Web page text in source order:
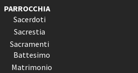
PARROCCHIA
Sacerdoti
Sacrestia
Sacramenti
Battesimo
Matrimonio